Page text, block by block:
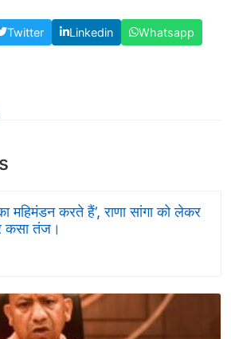
Twitter Linkedin
Whatsapp
महिमंडन करते हैं’, राणा सांगा को लेकर
कसा तंज।